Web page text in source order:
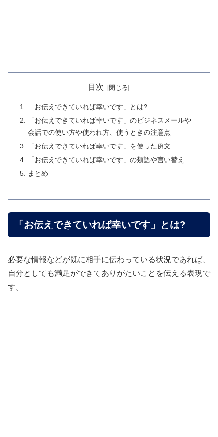
目次
「お伝えできていれば幸いです」とは?
「お伝えできていれば幸いです」のビジネスメールや
会話での使い方や使われ方、使うときの注意点
「お伝えできていれば幸いです」を使った例文
「お伝えできていれば幸いです」の類語や言い替え
まとめ
「お伝えできていれば幸いです」とは?
必要な情報などが既に相手に伝わっている状況であれば、
自分としても満足ができてありがたいことを伝える表現で
す。